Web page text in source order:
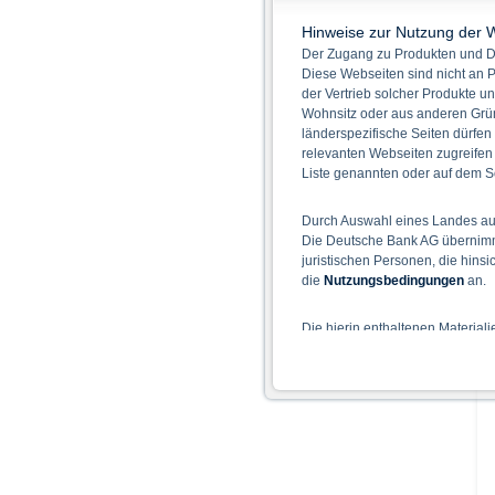
Hinweise zur Nutzung der
Der Zugang zu Produkten und
Diese Webseiten sind nicht an
der Vertrieb solcher Produkte
Wohnsitz oder aus anderen
länderspezifische Seiten
relevanten Webseiten
Liste genannten oder auf dem
Durch Auswahl eines Landes
Die Deutsche Bank AG
juristischen Personen, die
die Nutzungsbedingungen an.
Die hierin enthaltenen
Der Zugang zu auf diesen
Hinweise für die Nutzung
Die auf der X-markets
einschließlich der Risiken sind
Bedingungen) zu entnehmen.